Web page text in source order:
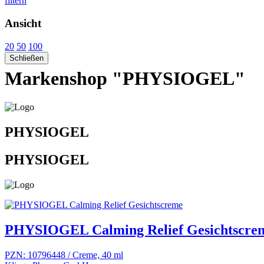
Ansicht
20 50 100
Schließen
Markenshop "PHYSIOGEL"
PHYSIOGEL
PHYSIOGEL
PHYSIOGEL Calming Relief
PZN: 10796448 / Creme, 40 ml